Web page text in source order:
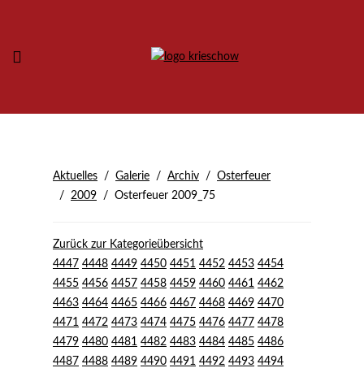
Aktuelles Galerie Archiv
Osterfeuer
2009
Osterfeuer 2009_75
Zurück zur Kategorieübersicht
4447 4448 4449 4450 4451 4452 4453 4454
4455 4456 4457 4458 4459 4460 4461 4462
4463 4464 4465 4466 4467 4468 4469 4470
4471 4472 4473 4474 4475 4476 4477 4478
4479 4480 4481 4482 4483 4484 4485 4486
4487 4488 4489 4490 4491 4492 4493 4494